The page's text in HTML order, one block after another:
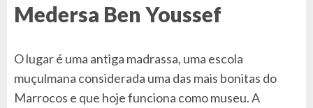
Medersa Ben Youssef
O lugar é uma antiga madrassa, uma escola
muçulmana considerada uma das mais bonitas do
Marrocos e que hoje funciona como museu. A